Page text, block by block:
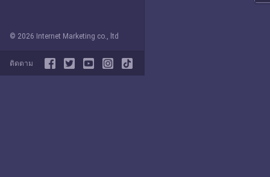
© 2026 Internet Marketing co., ltd
ติดตาม